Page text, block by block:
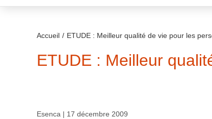
ETUDE : Meilleur
Accueil ETUDE : Meilleur qualité de vie pour les
Esenca | 17 décembre 2009